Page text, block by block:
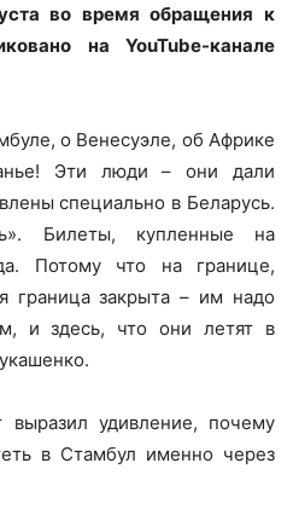
во время обращения к
на YouTube-канале
о Венесуэле, об Африке
Эти люди – они дали
специально в Беларусь.
Билеты, купленные на
Потому что на границе,
граница закрыта – им надо
и здесь, что они летят в
выразил удивление, почему
в Стамбул именно через